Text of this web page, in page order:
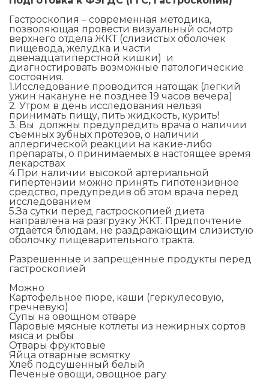
Гастроскопия – современная методика,
позволяющая провести визуальный осмотр
верхнего отдела ЖКТ (слизистых оболочек
пищевода, желудка и части
двенадцатиперстной кишки) и
диагностировать возможные патологические
состояния.
1.Исследование проводится натощак (легкий
ужин накануне не позднее 19 часов вечера)
2. Утром в день исследования нельзя
принимать пищу, пить жидкость, курить!
3. Вы должны предупредить врача о наличии
съемных зубных протезов, о наличии
аллергической реакции на какие-либо
препараты, о принимаемых в настоящее время
лекарствах
4.При наличии высокой артериальной
гипертензии можно принять гипотензивное
средство, предупредив об этом врача перед
исследованием
5.За сутки перед гастроскопией диета
направлена на разгрузку ЖКТ. Предпочтение
отдаётся блюдам, не раздражающим слизистую
оболочку пищеварительного тракта.
Разрешенные и запрещенные продукты перед
гастроскопией
Можно
Картофельное пюре, каши (геркулесовую,
гречневую)
Супы на овощном отваре
Паровые мясные котлеты из нежирных сортов
мяса и рыбы
Отвары фруктовые
Яйца отварные всмятку
Хлеб подсушенный белый
Печеные овощи, овощное рагу